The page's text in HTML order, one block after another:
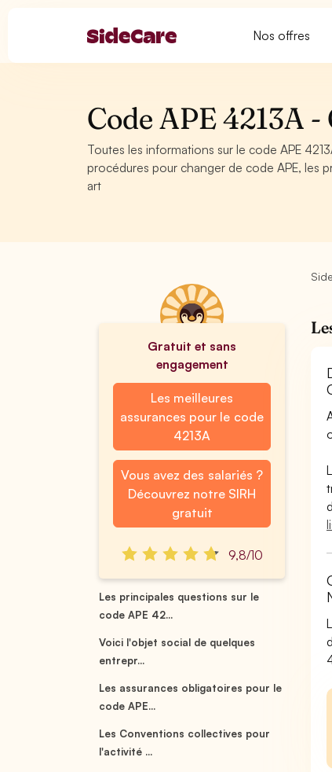
Nos offres
Code APE 4213A
Toutes les informations sur le code APE
procédures pour changer de code APE, les
art
Gratuit et sans
engagement
Les meilleures
assurances pour le code
4213A
Vous avez des salariés ?
Découvrez notre SIRH
gratuit
9,8/10
Les principales questions sur le
code APE 42...
Voici l'objet social de quelques
entrepr...
Les assurances obligatoires pour le
code APE...
Les Conventions collectives pour
l'activité ...